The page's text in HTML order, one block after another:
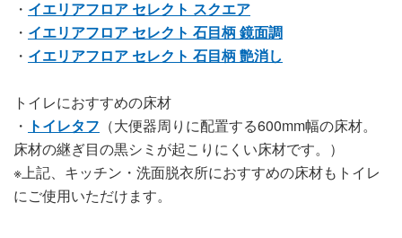
・ イエリアフロア セレクト スクエア
・ イエリアフロア セレクト 石目柄 鏡面調
・ イエリアフロア セレクト 石目柄 艶消し
トイレにおすすめの床材
・ トイレタフ （大便器周りに配置する600mm幅の床材。
床材の継ぎ目の黒シミが起こりにくい床材です。）
※上記、キッチン・洗面脱衣所におすすめの床材もトイレ
にご使用いただけます。